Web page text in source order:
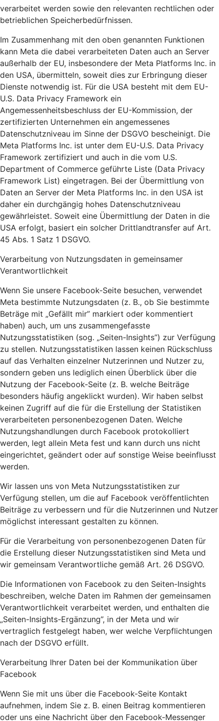
verarbeitet werden sowie den relevanten rechtlichen oder
betrieblichen Speicherbedürfnissen.
Im Zusammenhang mit den oben genannten Funktionen
kann Meta die dabei verarbeiteten Daten auch an Server
außerhalb der EU, insbesondere der Meta Platforms Inc. in
den USA, übermitteln, soweit dies zur Erbringung dieser
Dienste notwendig ist. Für die USA besteht mit dem EU-
U.S. Data Privacy Framework ein
Angemessenheitsbeschluss der EU-Kommission, der
zertifizierten Unternehmen ein angemessenes
Datenschutzniveau im Sinne der DSGVO bescheinigt. Die
Meta Platforms Inc. ist unter dem EU-U.S. Data Privacy
Framework zertifiziert und auch in die vom U.S.
Department of Commerce geführte Liste (Data Privacy
Framework List) eingetragen. Bei der Übermittlung von
Daten an Server der Meta Platforms Inc. in den USA ist
daher ein durchgängig hohes Datenschutzniveau
gewährleistet. Soweit eine Übermittlung der Daten in die
USA erfolgt, basiert ein solcher Drittlandtransfer auf Art.
45 Abs. 1 Satz 1 DSGVO.
Verarbeitung von Nutzungsdaten in gemeinsamer
Verantwortlichkeit
Wenn Sie unsere Facebook-Seite besuchen, verwendet
Meta bestimmte Nutzungsdaten (z. B., ob Sie bestimmte
Beträge mit „Gefällt mir” markiert oder kommentiert
haben) auch, um uns zusammengefasste
Nutzungsstatistiken (sog. „Seiten-Insights”) zur Verfügung
zu stellen. Nutzungsstatistiken lassen keinen Rückschluss
auf das Verhalten einzelner Nutzerinnen und Nutzer zu,
sondern geben uns lediglich einen Überblick über die
Nutzung der Facebook-Seite (z. B. welche Beiträge
besonders häufig angeklickt wurden). Wir haben selbst
keinen Zugriff auf die für die Erstellung der Statistiken
verarbeiteten personenbezogenen Daten. Welche
Nutzungshandlungen durch Facebook protokolliert
werden, legt allein Meta fest und kann durch uns nicht
eingerichtet, geändert oder auf sonstige Weise beeinflusst
werden.
Wir lassen uns von Meta Nutzungsstatistiken zur
Verfügung stellen, um die auf Facebook veröffentlichten
Beiträge zu verbessern und für die Nutzerinnen und Nutzer
möglichst interessant gestalten zu können.
Für die Verarbeitung von personenbezogenen Daten für
die Erstellung dieser Nutzungsstatistiken sind Meta und
wir gemeinsam Verantwortliche gemäß Art. 26 DSGVO.
Die Informationen von Facebook zu den Seiten-Insights
beschreiben, welche Daten im Rahmen der gemeinsamen
Verantwortlichkeit verarbeitet werden, und enthalten die
„Seiten-Insights-Ergänzung”, in der Meta und wir
vertraglich festgelegt haben, wer welche Verpflichtungen
nach der DSGVO erfüllt.
Verarbeitung Ihrer Daten bei der Kommunikation über
Facebook
Wenn Sie mit uns über die Facebook-Seite Kontakt
aufnehmen, indem Sie z. B. einen Beitrag kommentieren
oder uns eine Nachricht über den Facebook-Messenger